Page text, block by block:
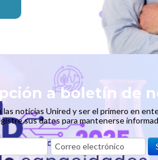
a boletín de
las noticias Unired y ser el primero en
sus datos para mantenerse